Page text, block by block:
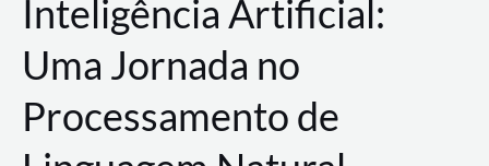
Inteligência Artificial:
Uma Jornada no
Processamento de